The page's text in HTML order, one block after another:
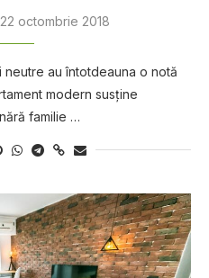
22 octombrie 2018
au întotdeauna o notă
modern susține
familie …